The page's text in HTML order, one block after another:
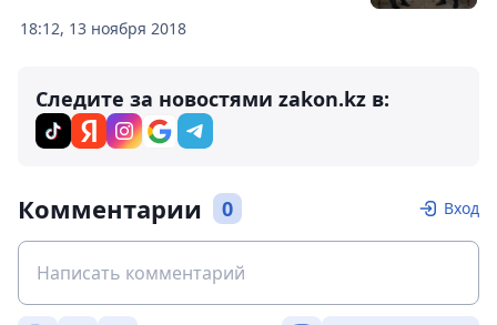
18:12, 13 ноября 2018
Следите за новостями zakon.kz в:
Комментарии 0 Вход